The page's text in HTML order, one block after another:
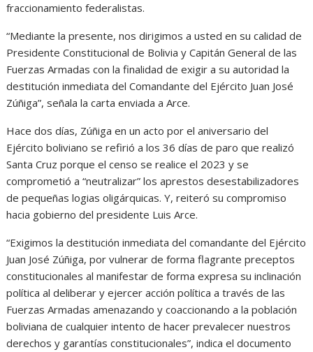
fraccionamiento federalistas.
“Mediante la presente, nos dirigimos a usted en su calidad de
Presidente Constitucional de Bolivia y Capitán General de las
Fuerzas Armadas con la finalidad de exigir a su autoridad la
destitución inmediata del Comandante del Ejército Juan José
Zúñiga”, señala la carta enviada a Arce.
Hace dos días, Zúñiga en un acto por el aniversario del
Ejército boliviano se refirió a los 36 días de paro que realizó
Santa Cruz porque el censo se realice el 2023 y se
comprometió a “neutralizar” los aprestos desestabilizadores
de pequeñas logias oligárquicas. Y, reiteró su compromiso
hacia gobierno del presidente Luis Arce.
“Exigimos la destitución inmediata del comandante del Ejército
Juan José Zúñiga, por vulnerar de forma flagrante preceptos
constitucionales al manifestar de forma expresa su inclinación
política al deliberar y ejercer acción política a través de las
Fuerzas Armadas amenazando y coaccionando a la población
boliviana de cualquier intento de hacer prevalecer nuestros
derechos y garantías constitucionales”, indica el documento